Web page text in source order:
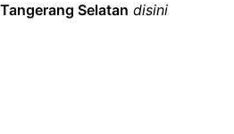
Selatan disini